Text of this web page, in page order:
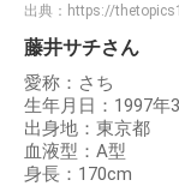
出典： https://
藤井サチさん
愛称：さち
生年月日：1997年
出身地：東京都
血液型：A型
身長：170cm